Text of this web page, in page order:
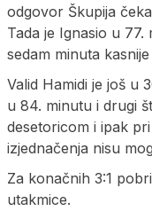
odgovor Škupija
Tada je Ignasio u
sedam minuta
Valid Hamidi je još u
u 84. minutu i drugi
desetoricom i ipak
izjednačenja nisu
Za konačnih 3:1
utakmice.